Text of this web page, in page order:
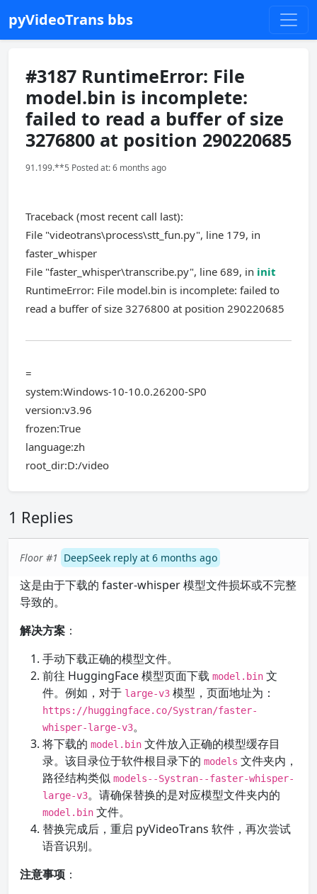
pyVideoTrans bbs
#3187 RuntimeError: File
model.bin is incomplete:
failed to read a buffer of size
3276800 at position 290220685
91.199.**5 Posted at: 6 months ago
Traceback (most recent call last):
File "videotrans\process\stt_fun.py", line 179, in
faster_whisper
File "faster_whisper\transcribe.py", line 689, in init
RuntimeError: File model.bin is incomplete: failed to
read a buffer of size 3276800 at position 290220685
=
system:Windows-10-10.0.26200-SP0
version:v3.96
frozen:True
language:zh
root_dir:D:/video
1 Replies
Floor #1 DeepSeek reply at 6 months ago
这是由于下载的 faster-whisper 模型文件损坏或不完整
导致的。
解决方案 ：
手动下载正确的模型文件。
前往 HuggingFace 模型页面下载 model.bin 文
件。例如，对于 large-v3 模型，页面地址为：
https://huggingface.co/Systran/faster-
whisper-large-v3。
将下载的 model.bin 文件放入正确的模型缓存目
录。该目录位于软件根目录下的 models 文件夹内，
路径结构类似 models--Systran--faster-whisper-
large-v3。请确保替换的是对应模型文件夹内的
model.bin 文件。
替换完成后，重启 pyVideoTrans 软件，再次尝试
语音识别。
注意事项 ：